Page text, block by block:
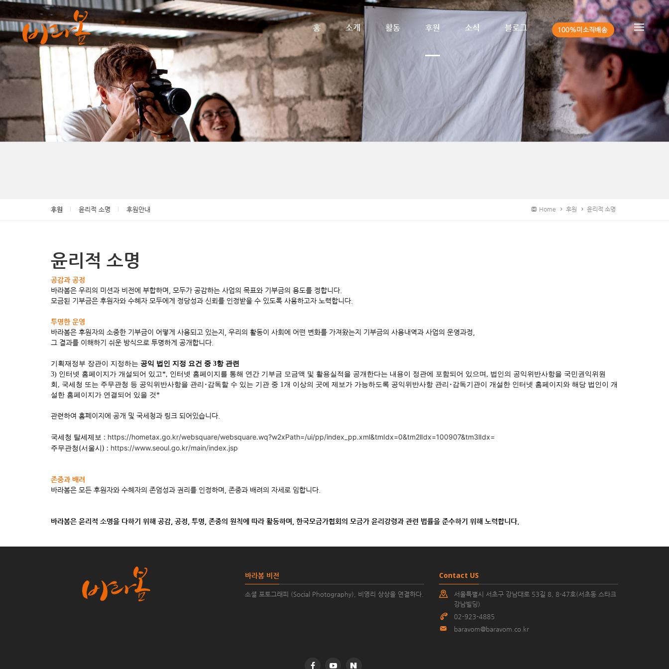
홈 소개 활동 후원 소식 블로그
후원 윤리적 소명 후원안내 Home 후원 윤리적 소명
윤리적 소명
공감과 공정
바라봄은 우리의 미션과 비전에 부합하며, 모두가 공감하는 사업의 목표와 기부금의 용도를 정합니다.
모금된 기부금은 후원자와 수혜자 모두에게 정당성과 신뢰를 인정받을 수 있도록 사용하고자 노력합니다.
투명한 운영
바라봄은 후원자의 소중한 기부금이 어떻게 사용되고 있는지, 우리의 활동이 사회에 어떤 변화를 가져왔는지 기부금의 사용내역과 사업의 운영과정,
그 결과를 이해하기 쉬운 방식으로 투명하게 공개합니다.
기획재정부 장관이 지정하는 공익 법인 지정 요건 중 3항 관련
3) 인터넷 홈페이지가 개설되어 있고*, 인터넷 홈페이지를 통해 연간 기부금 모금액 및 활용실적을 공개한다는 내용이 정관에 포함되어 있으며 , 법인의 공익위반사항을 국민권익위원
회 , 국세청 또는 주무관청 등 공익위반사항을 관리 ･ 감독할 수 있는 기관 중 1개 이상의 곳에 제보가 가능하도록 공익위반사항 관리 ･ 감독기관이 개설한 인터넷 홈페이지와 해당 법인이 개
설한 홈페이지가 연결되어 있을 것*
관련하여 홈페이지에 공개 및 국세청과 링크 되어있습니다.
국세청 탈세제보 : https://hometax.go.kr/websquare/websquare.wq?w2xPath=/ui/pp/index_pp.xml&tmIdx=0&tm2lIdx=100907&tm3lIdx=
주무관청(서울시) : https://www.seoul.go.kr/main/index.jsp
존중과 배려
바라봄은 모든 후원자와 수혜자의 존엄성과 권리를 인정하며, 존중과 배려의 자세로 임합니다.
바라봄은 윤리적 소명을 다하기 위해 공감, 공정, 투명, 존중의 원칙에 따라 활동하며, 한국모금가협회의 모금가 윤리강령과 관련 법률을 준수하기 위해 노력합니다.
바라봄 비전
소셜 포토그래피 (Social Photography), 비영리 상상을 연결하다.
Contact US
서울특별시 서초구 강남대로 53길 8, 8-47호(서초동 스타크
강남빌딩)
02-923-4885
baravom@baravom.co.kr